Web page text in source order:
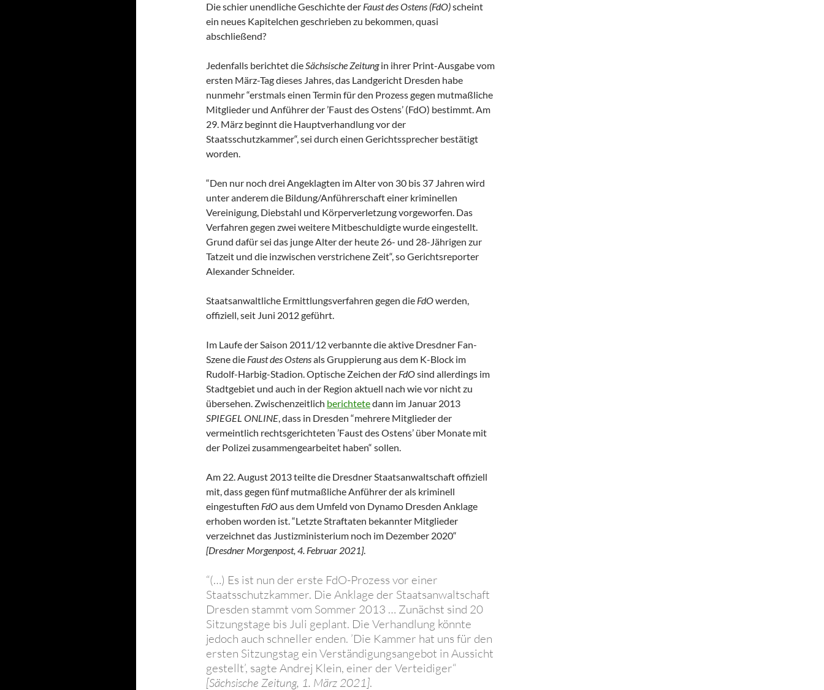
Die schier unendliche Geschichte der Faust des Ostens (FdO)scheint
ein neues Kapitelchen geschrieben zu bekommen, quasi
abschließend?
Jedenfalls berichtet dieSächsische Zeitungin ihrer Print-Ausgabe vom
ersten März-Tag dieses Jahres, das Landgericht Dresden habe
nunmehr “erstmals einen Termin für den Prozess gegen mutmaßliche
Mitglieder und Anführer der ’Faust des Ostens’ (FdO) bestimmt. Am
29. März beginnt die Hauptverhandlung vor der
Staatsschutzkammer“, sei durch einen Gerichtssprecher bestätigt
worden.
“Den nur noch drei Angeklagten im Alter von 30 bis 37 Jahren wird
unter anderem die Bildung/Anführerschaft einer kriminellen
Vereinigung, Diebstahl und Körperverletzung vorgeworfen. Das
Verfahren gegen zwei weitere Mitbeschuldigte wurde eingestellt.
Grund dafür sei das junge Alter der heute 26- und 28-Jährigen zur
Tatzeit und die inzwischen verstrichene Zeit“, so Gerichtsreporter
Alexander Schneider.
Staatsanwaltliche Ermittlungsverfahren gegen die FdOwerden,
offiziell, seit Juni 2012 geführt.
Im Laufe der Saison 2011/12 verbannte die aktive Dresdner Fan-
Szene die Faust des Ostensals Gruppierung aus dem K-Block im
Rudolf-Harbig-Stadion. Optische Zeichen der FdOsind allerdings im
Stadtgebiet und auch in der Region aktuell nach wie vor nicht zu
übersehen. Zwischenzeitlich berichtetedann im Januar 2013
SPIEGEL ONLINE, dass in Dresden “mehrere Mitglieder der
vermeintlich rechtsgerichteten ’Faust des Ostens’ über Monate mit
der Polizei zusammengearbeitet haben“ sollen.
Am 22. August 2013 teilte die Dresdner Staatsanwaltschaft offiziell
mit, dass gegen fünf mutmaßliche Anführer der als kriminell
eingestuften FdOaus dem Umfeld von Dynamo Dresden Anklage
erhoben worden ist. “Letzte Straftaten bekannter Mitglieder
verzeichnet das Justizministerium noch im Dezember 2020“
[Dresdner Morgenpost, 4. Februar 2021].
“(…) Es ist nun der erste FdO-Prozess vor einer
Staatsschutzkammer. Die Anklage der Staatsanwaltschaft
Dresden stammt vom Sommer 2013 … Zunächst sind 20
Sitzungstage bis Juli geplant. Die Verhandlung könnte
jedoch auch schneller enden. ’Die Kammer hat uns für den
ersten Sitzungstag ein Verständigungsangebot in Aussicht
gestellt’, sagte Andrej Klein, einer der Verteidiger“
[Sächsische Zeitung, 1. März 2021].